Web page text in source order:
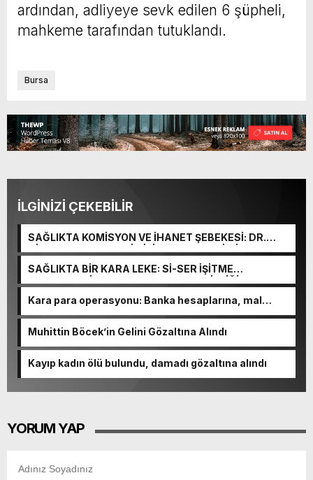
ardından, adliyeye sevk edilen 6 şüpheli,
mahkeme tarafından tutuklandı.
Bursa
İLGİNİZİ ÇEKEBİLİR
SAĞLIKTA KOMİSYON VE İHANET ŞEBEKESİ: DR.
NİHAT URUÇ VE SEMİH İŞİTME MERKEZİ’NİN SGK
VURGUNU!
SAĞLIKTA BİR KARA LEKE: Sİ-SER İŞİTME
MERKEZLERİ VE MODERN UMUT TACİRLİĞİ
Kara para operasyonu: Banka hesaplarına, mal
Muhittin Böcek’in Gelini Gözaltına Alındı
Kayıp kadın ölü bulundu, damadı gözaltına alındı
YORUM YAP